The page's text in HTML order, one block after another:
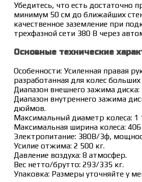
Убедитесь, что есть достаточно
минимум 50 см до ближайших
качественное заземление при
трехфазной сети 380 В через
Основные технические
Особенности: Усиленная правая
разработанная для колес
Диапазон внешнего зажима
Диапазон внутреннего зажима
дюймов.
Максимальный диаметр колеса: 1
Максимальная ширина колеса:
Электропитание: 380В/3ф,
Усилие отжима: 2 500 кг.
Давление воздуха: 8 атмосфер.
Вес нетто/брутто: 293/335 кг.
Упаковка: Размеры уточняйте у